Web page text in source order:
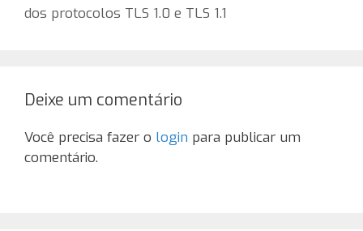
dos protocolos TLS 1.0 e TLS 1.1
Deixe um comentário
Você precisa fazer o login para publicar um
comentário.